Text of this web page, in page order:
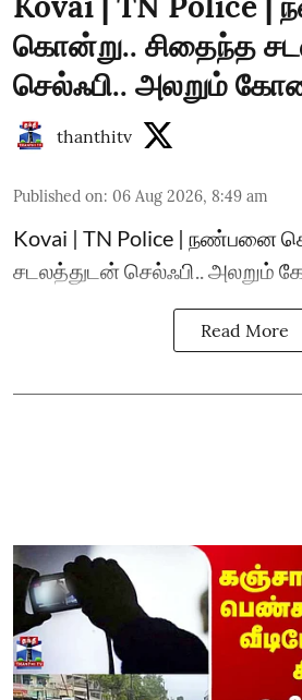
கொன்று.. சிதைந்த
செல்ஃபி.. அலறும்
thanthitv
Published on: 06 Aug 2026, 8:49 am
Kovai | TN Police | நண்பனை
சடலத்துடன் செல்ஃபி.. அலறும்
Read More